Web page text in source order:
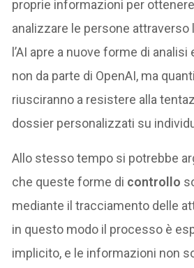
proprie informazioni per
analizzare le persone attraverso
l’AI apre a nuove forme di
non da parte di OpenAI, ma
riusciranno a resistere alla
dossier personalizzati su
Allo stesso tempo si potrebbe
che queste forme di controllo
mediante il tracciamento delle
in questo modo il processo è
implicito, e le informazioni non